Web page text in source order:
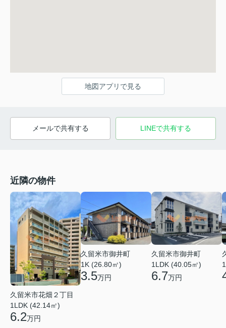
地図アプリで見る
メールで共有する LINEで共有する
近隣の物件
久留米市花畑２丁目
1LDK (42.14㎡)
6.2万円
久留米市御井町
1K (26.80㎡)
3.5万円
久留米市御井町
1LDK (40.05㎡)
6.7万円